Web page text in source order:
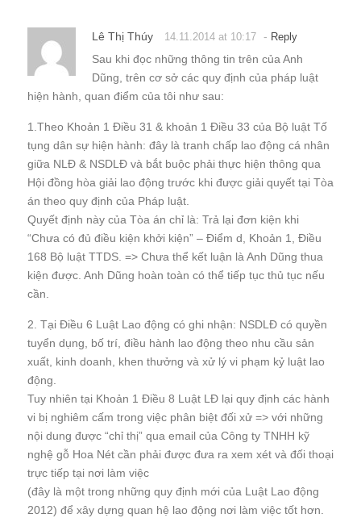
Lê Thị Thúy 14.11.2014 at 10:17 - Reply
Sau khi đọc những thông tin trên của Anh
Dũng, trên cơ sở các quy định của pháp luật
hiện hành, quan điểm của tôi như sau:
1.Theo Khoản 1 Điều 31 & khoản 1 Điều 33 của Bộ luật Tố
tụng dân sự hiện hành: đây là tranh chấp lao động cá nhân
giữa NLĐ & NSDLĐ và bắt buộc phải thực hiện thông qua
Hội đồng hòa giải lao động trước khi được giải quyết tại Tòa
án theo quy định của Pháp luật.
Quyết định này của Tòa án chỉ là: Trả lại đơn kiện khi
“Chưa có đủ điều kiện khởi kiện” – Điểm d, Khoản 1, Điều
168 Bộ luật TTDS. => Chưa thể kết luận là Anh Dũng thua
kiện được. Anh Dũng hoàn toàn có thể tiếp tục thủ tục nếu
cần.
2. Tại Điều 6 Luật Lao động có ghi nhận: NSDLĐ có quyền
tuyển dụng, bố trí, điều hành lao động theo nhu cầu sản
xuất, kinh doanh, khen thưởng và xử lý vi phạm kỷ luật lao
động.
Tuy nhiên tại Khoản 1 Điều 8 Luật LĐ lại quy định các hành
vi bị nghiêm cấm trong việc phân biệt đối xử => với những
nội dung được “chỉ thị” qua email của Công ty TNHH kỹ
nghệ gỗ Hoa Nét cần phải được đưa ra xem xét và đối thoại
trực tiếp tại nơi làm việc
(đây là một trong những quy định mới của Luật Lao động
2012) để xây dựng quan hệ lao động nơi làm việc tốt hơn.